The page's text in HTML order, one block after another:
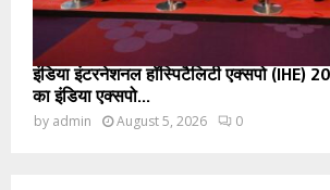
इंडिया इंटरनेशनल हॉस्पिटैलिटी एक्सपो
का इंडिया एक्सपो...
by admin August 5, 2026 0